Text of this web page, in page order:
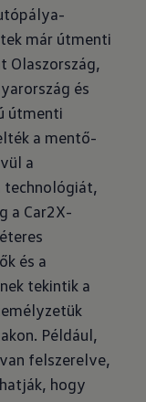
már útmenti
Olaszország,
és
útmenti
a mentő-
a
technológiát,
a Car2X-
és a
tekintik a
Például,
felszerelve,
hogy